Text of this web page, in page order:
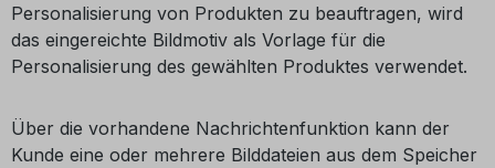
Personalisierung von Produkten zu beauftragen, wird
das eingereichte Bildmotiv als Vorlage für die
Personalisierung des gewählten Produktes verwendet.
Über die vorhandene Nachrichtenfunktion kann der
Kunde eine oder mehrere Bilddateien aus dem Speicher